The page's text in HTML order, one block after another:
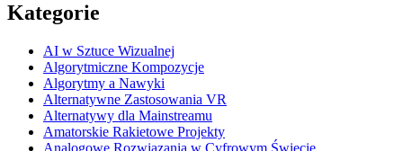
Kategorie
AI w Sztuce Wizualnej
Algorytmiczne Kompozycje
Algorytmy a Nawyki
Alternatywne Zastosowania VR
Alternatywy dla Mainstreamu
Amatorskie Rakietowe Projekty